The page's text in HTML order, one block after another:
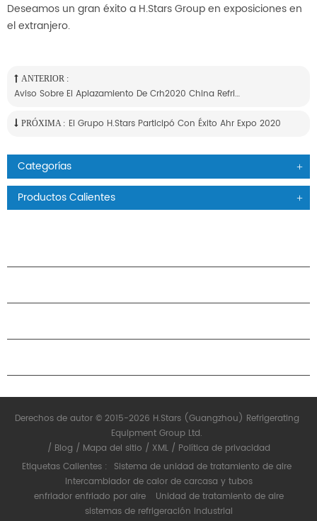
Deseamos un gran éxito a H.Stars Group en exposiciones en
el extranjero.
ANTERIOR :
Aviso Sobre El Aplazamiento De Crh2020 China Refrigeration 2020
PRÓXIMA : El Grupo H.stars Participó Con Éxito Ahr Expo 2020
Categorías
Productos Calientes
Derechos de autor © 2015-2026 H.Stars (Guangzhou) Refrigerating
Equipment Group Ltd.
/ Blog / Mapa del sitio / XML/ Política de privacidad
Etiquetas Calientes :
Sistema de unidad de tratamiento de aire
Intercambiador de calor de carcasa y tubos
enfriador enfriado por aire
Unidad de tratamiento de aire
sistemas de refrigeración industrial